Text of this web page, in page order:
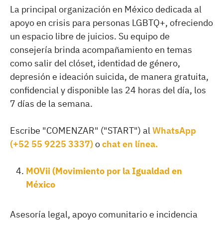
La principal organización en México dedicada al
apoyo en crisis para personas LGBTQ+, ofreciendo
un espacio libre de juicios. Su equipo de
consejería brinda acompañamiento en temas
como salir del clóset, identidad de género,
depresión e ideación suicida, de manera gratuita,
confidencial y disponible las 24 horas del día, los
7 días de la semana.
Escribe "COMENZAR" ("START") alWhatsApp
(+52 55 9225 3337)ochat en línea.
MOVii (Movimiento por la Igualdad en
México
Asesoría legal, apoyo comunitario e incidencia